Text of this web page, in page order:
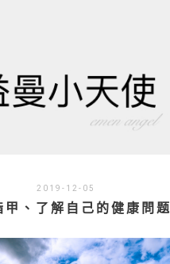
2019-12-05
甲、了解自己的健康問题